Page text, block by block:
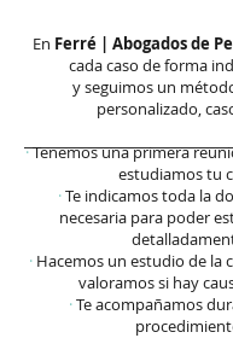
En Ferré | Abogados de
cada caso de forma
y seguimos un
personalizado,
·Tenemos una primera
estudiamos tu
·Te indicamos toda la
necesaria para poder
· Hacemos un estudio de la
valoramos si hay
·Te acompañamos